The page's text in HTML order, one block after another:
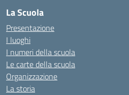
La Scuola
Presentazione
I luoghi
I numeri della scuola
Le carte della scuola
Organizzazione
La storia